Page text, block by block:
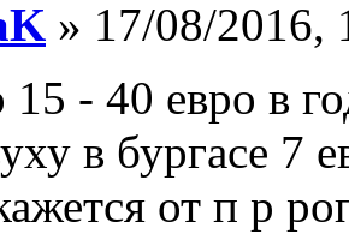
» 17/08/2016,
15 - 40 евро в
в бургасе 7
от п р